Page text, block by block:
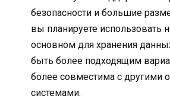
безопасности и большие
вы планируете использовать
основном для хранения
быть более подходящим
более совместима с другими
системами.